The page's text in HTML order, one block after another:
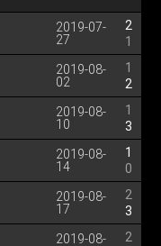
2019-07-
27
2
1
2019-08-
02
1
2
2019-08-
10
1
3
2019-08-
14
1
0
2019-08-
17
2
3
2019-08-
2